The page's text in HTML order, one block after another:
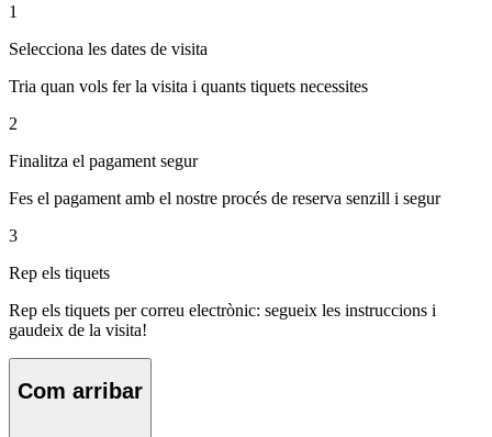
1
Selecciona les dates de visita
Tria quan vols fer la visita i quants tiquets necessites
2
Finalitza el pagament segur
Fes el pagament amb el nostre procés de reserva senzill i segur
3
Rep els tiquets
Rep els tiquets per correu electrònic: segueix les instruccions i
gaudeix de la visita!
Com arribar